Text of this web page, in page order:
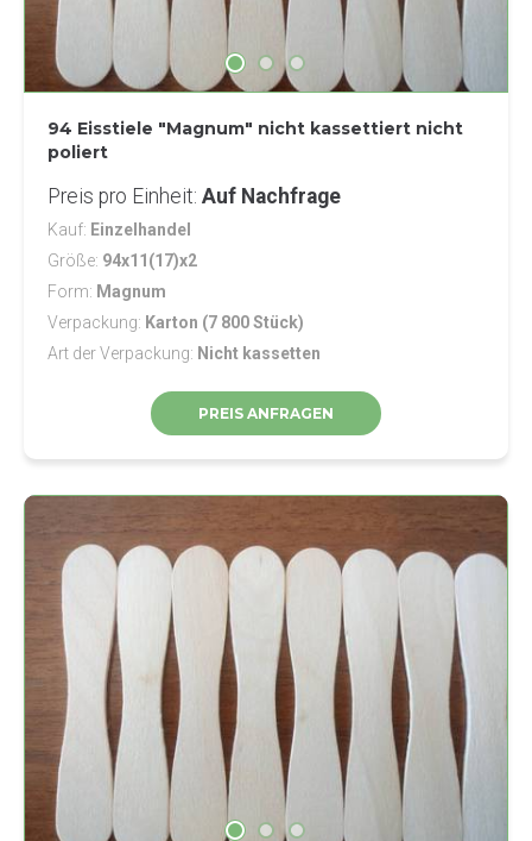
94 Eisstiele "Magnum" nicht kassettiert nicht
poliert
Preis pro Einheit Auf Nachfrage
Kauf Einzelhandel
Größe 94x11(17)x2
Form
Magnum
Verpackung
Karton (7 800 Stück)
Art der Verpackung
Nicht kassetten
PREIS ANFRAGEN